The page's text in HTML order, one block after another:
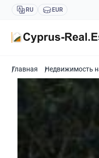
RU EUR
Главная Недвижимость